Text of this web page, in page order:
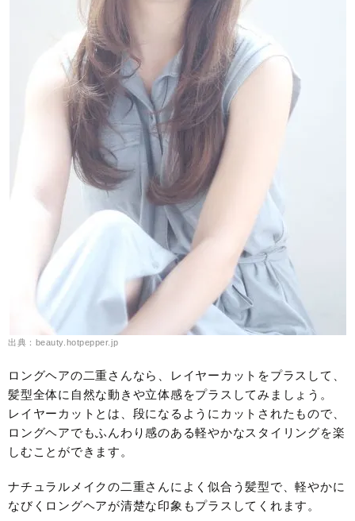
出典：beauty.hotpepper.jp
ロングヘアの二重さんなら、レイヤーカットをプラスして、
髪型全体に自然な動きや立体感をプラスしてみましょう。
レイヤーカットとは、段になるようにカットされたもので、
ロングヘアでもふんわり感のある軽やかなスタイリングを楽
しむことができます。
ナチュラルメイクの二重さんによく似合う髪型で、軽やかに
なびくロングヘアが清楚な印象もプラスしてくれます。